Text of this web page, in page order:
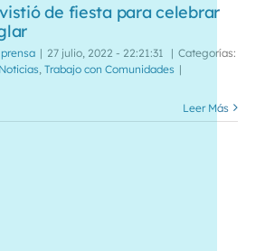
de fiesta para celebrar
| 27 julio, 2022 - 22:21:31 | Categorías:
Noticias Trabajo con Comunidades |
Leer Más